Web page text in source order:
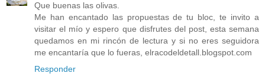
Que buenas las olivas.
Me han encantado las propuestas de tu bloc, te invito a
visitar el mío y espero que disfrutes del post, esta semana
quedamos en mi rincón de lectura y si no eres seguidora
me encantaría que lo fueras, elracodeldetall.blogspot.com
Responder